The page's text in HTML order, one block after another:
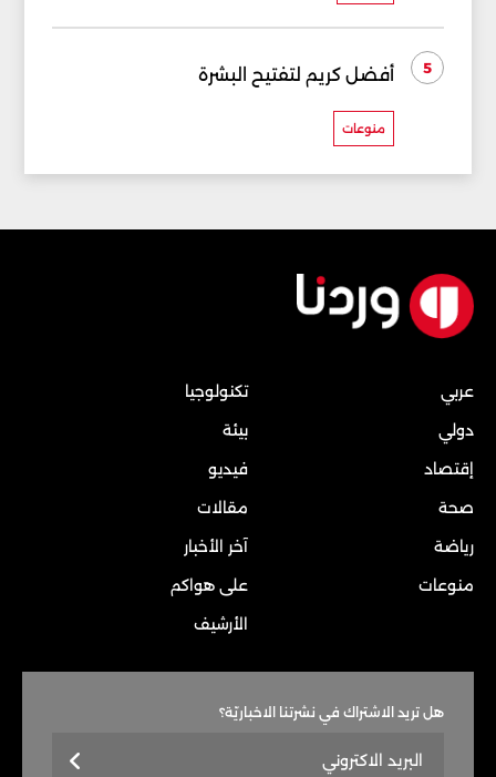
5 أفضل كريم لتفتيح البشرة
منوعات
عربي
دولي
إقتصاد
صحة
رياضة
منوعات
تكنولوجيا
بيئة
فيديو
مقالات
آخر الأخبار
على هواكم
الأرشيف
هل تريد الاشتراك في نشرتنا الاخباريّة؟